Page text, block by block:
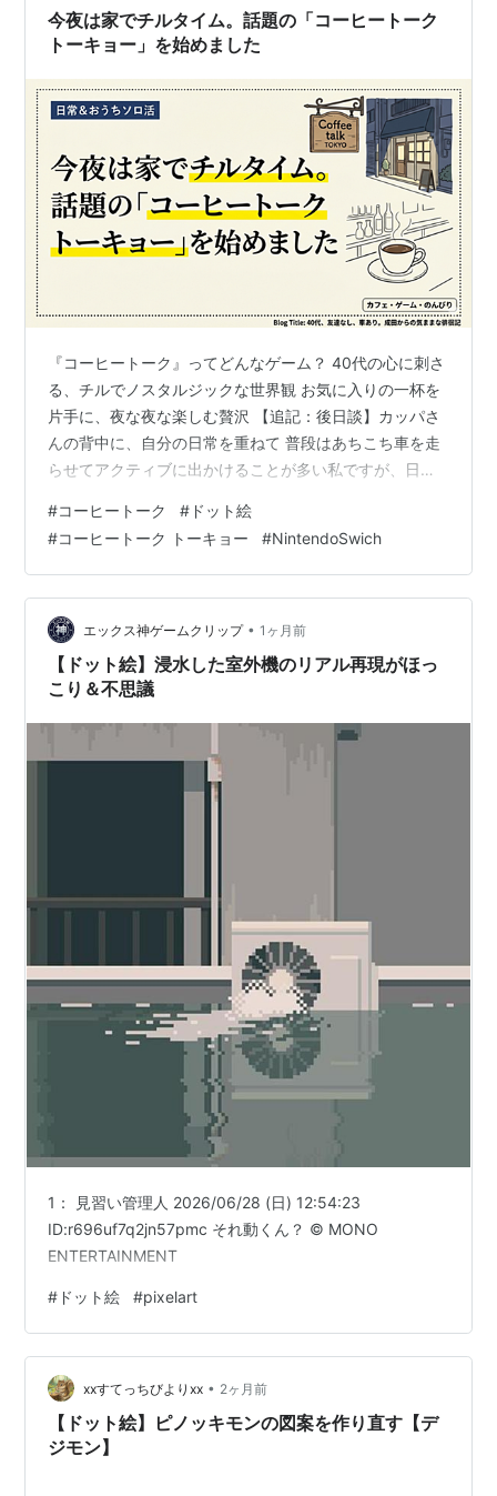
今夜は家でチルタイム。話題の「コーヒートーク
トーキョー」を始めました
『コーヒートーク』ってどんなゲーム？ 40代の心に刺さ
る、チルでノスタルジックな世界観 お気に入りの一杯を
片手に、夜な夜な楽しむ贅沢 【追記：後日談】カッパさ
んの背中に、自分の日常を重ねて 普段はあちこち車を走
らせてアクティブに出かけることが多い私ですが、日曜
な夜のひとときを最高にしてくれる、素敵なお供を新し
く見つけました。 何気なくNintendo Switchを起動して
ショップを覗いてみたところ、ランキングに見覚えのあ
るタイトルが。なんと、2026年5月21日に発売されたば
かりの、あの『コーヒートーク』の最新作『コーヒート
ーク トーキョー（…
#コーヒートーク # ドット絵
#コーヒートーク トーキョー #NintendoSwich
エックス神ゲームクリップ • 1ヶ月前
【ドット絵】浸水した室外機のリアル再現がほっ
こり＆不思議
1： 見習い管理人 2026/06/28 (日) 12:54:23
ID:r696uf7q2jn57pmc それ動くん？ © MONO
ENTERTAINMENT
# ドット絵 #pixelart
xxすてっちびよりxx • 2ヶ月前
【ドット絵】ピノッキモンの図案を作り直す【デ
ジモン】